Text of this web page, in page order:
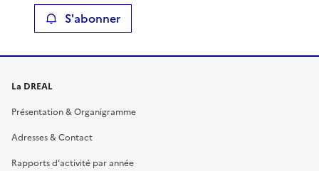
S'abonner
La DREAL
Présentation & Organigramme
Adresses & Contact
Rapports d’activité par année